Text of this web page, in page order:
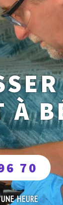
À
70
HEURE